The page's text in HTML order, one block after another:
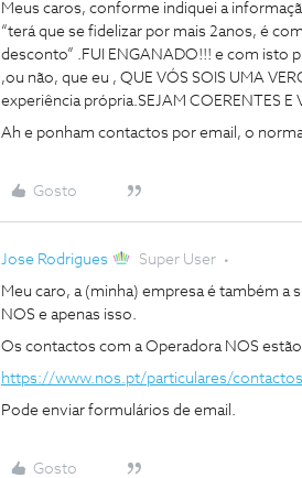
Meus caros, conforme indiquei a
“terá que se fidelizar por mais 2anos, é
desconto” .FUI ENGANADO!!! e com isto
,ou não, que eu , QUE VÓS SOIS UMA
experiência própria.SEJAM COERENTES E
Ah e ponham contactos por email, o
Gosto
Jose Rodrigues Super User
Meu caro, a (minha) empresa é também a
NOS e apenas isso.
Os contactos com a Operadora NOS
https://www.nos.pt/particulares/
Pode enviar formulários de email.
Gosto